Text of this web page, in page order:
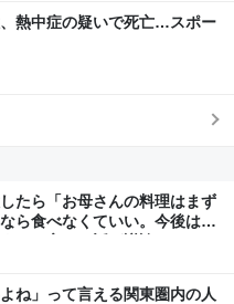
パストラベラーを推したい
熱中症の疑いで死亡…スポー
たら「お母さんの料理はまず
ら食べなくていい。今後は自
」と言った話が議論に
ね」って言える関東圏内の人